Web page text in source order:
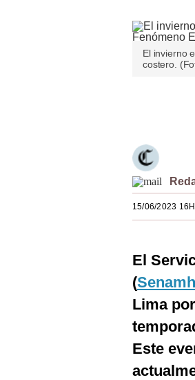
El invierno
costero.
15/06/2023
El
(
Lima
Este